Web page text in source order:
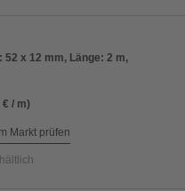
52 x 12 mm, Länge: 2 m,
€ / m)
Markt prüfen